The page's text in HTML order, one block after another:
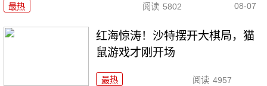
最热 阅读 5802 08-07
红海惊涛！沙特摆开大棋局，猫
鼠游戏才刚开场
最热 阅读 4957